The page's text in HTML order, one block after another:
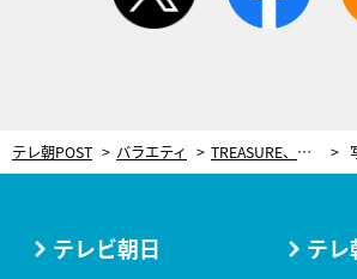
テレ朝POST バラエティ TREASURE、日本で“爆笑間違いなし”のギャグを学ぶ！テレビ初披露のステージパフォーマンスも
テレビ朝日 テレ